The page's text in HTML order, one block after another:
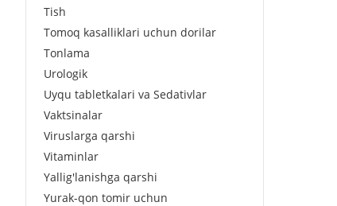
Tish
Tomoq kasalliklari uchun dorilar
Tonlama
Urologik
Uyqu tabletkalari va Sedativlar
Vaktsinalar
Viruslarga qarshi
Vitaminlar
Yallig'lanishga qarshi
Yurak-qon tomir uchun